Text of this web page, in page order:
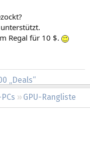
„Deals“
GPU-Rangliste
Regal für 10 $.